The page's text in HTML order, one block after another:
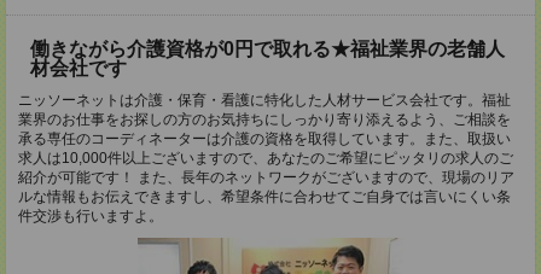
働きながら介護資格が0円で取れる★福祉業界の老舗人
材会社です
ニッソーネットは介護・保育・看護に特化した人材サービス会社です。福祉
業界のお仕事をお探しの方のお気持ちにしっかり寄り添えるよう、ご相談を
承る専任のコーディネーターは介護の資格を取得しています。また、取扱い
求人は10,000件以上ございますので、あなたのご希望にピッタリの求人のご
紹介が可能です！ また、長年のネットワークがございますので、現場のリア
ルな情報もお伝えできますし、希望条件に合わせてご自身では言いにくい条
件交渉も行いますよ。